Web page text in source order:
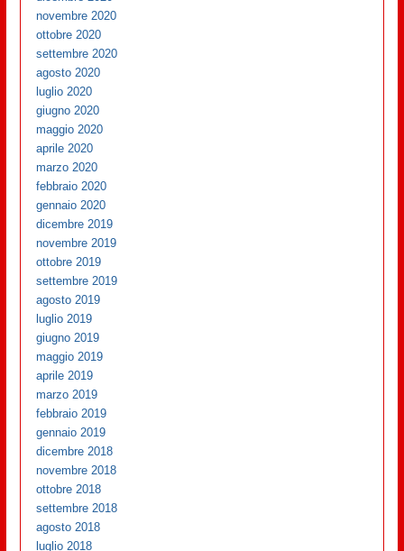
novembre 2020
ottobre 2020
settembre 2020
agosto 2020
luglio 2020
giugno 2020
maggio 2020
aprile 2020
marzo 2020
febbraio 2020
gennaio 2020
dicembre 2019
novembre 2019
ottobre 2019
settembre 2019
agosto 2019
luglio 2019
giugno 2019
maggio 2019
aprile 2019
marzo 2019
febbraio 2019
gennaio 2019
dicembre 2018
novembre 2018
ottobre 2018
settembre 2018
agosto 2018
luglio 2018